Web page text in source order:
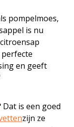
pompelmoes,
is nu
en geeft
Dat is een goed
zijn ze